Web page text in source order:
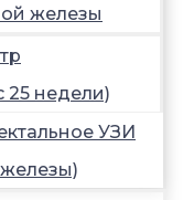
железы
25 недели)
УЗИ